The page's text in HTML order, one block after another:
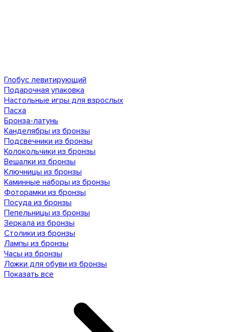
Глобус левитирующий
Подарочная упаковка
Настольные игры для взрослых
Пасха
Бронза-латунь
Канделябры из бронзы
Подсвечники из бронзы
Колокольчики из бронзы
Вешалки из бронзы
Ключницы из бронзы
Каминные наборы из бронзы
Фоторамки из бронзы
Посуда из бронзы
Пепельницы из бронзы
Зеркала из бронзы
Столики из бронзы
Лампы из бронзы
Часы из бронзы
Ложки для обуви из бронзы
Показать все